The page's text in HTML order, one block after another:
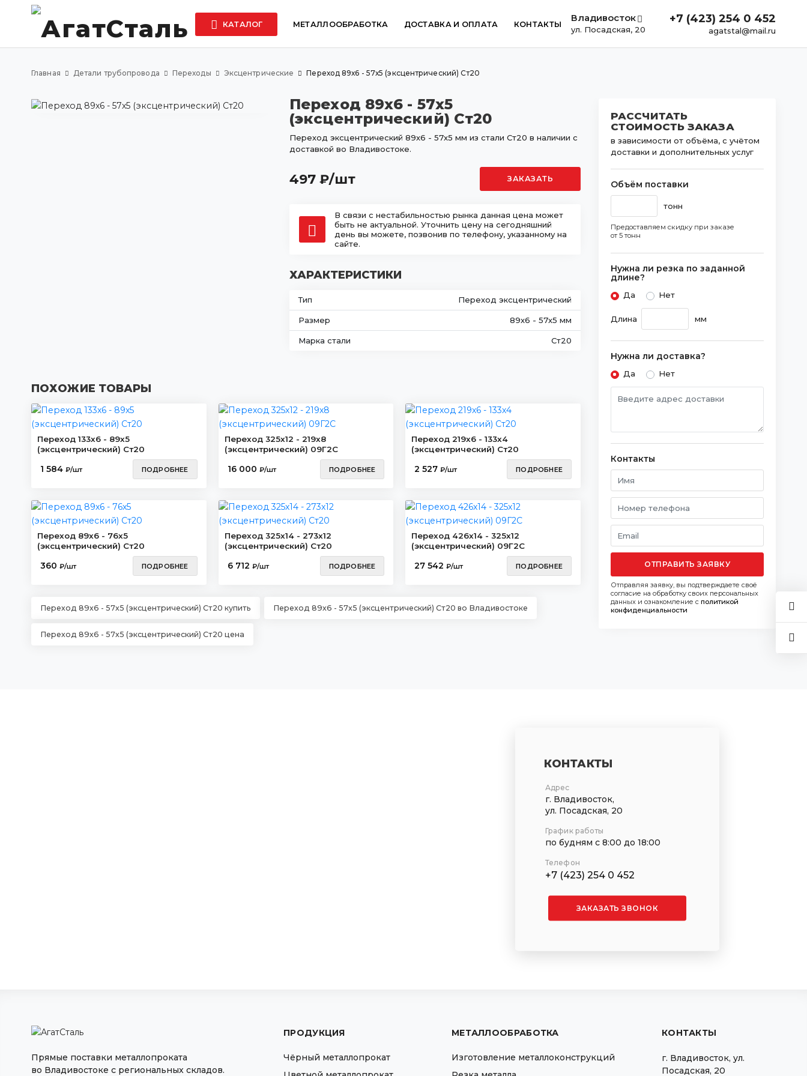
+7 (423) 254 0 452
agatstal@mail.ru
Владивосток
ул. Посадская, 20
КАТАЛОГ МЕТАЛЛООБРАБОТКА ДОСТАВКА И ОПЛАТА КОНТАКТЫ
Главная Детали трубопровода Переходы Эксцентрические Переход 89х6 - 57х5 (эксцентрический) Ст20
Переход 89х6 - 57х5
(эксцентрический) Ст20
Переход эксцентрический 89х6 - 57х5 мм из стали Ст20 в наличии с
доставкой во Владивостоке.
497 ₽/шт ЗАКАЗАТЬ
В связи с нестабильностью рынка данная цена может
быть не актуальной. Уточнить цену на сегодняшний
день вы можете, позвонив по телефону, указанному на
сайте.
ХАРАКТЕРИСТИКИ
Тип Переход эксцентрический
Размер 89х6 - 57х5 мм
Марка стали Ст20
ПОХОЖИЕ ТОВАРЫ
Переход 133х6 - 89х5
(эксцентрический) Ст20
1 584 ₽/шт ПОДРОБНЕЕ
Переход 325х12 - 219х8
(эксцентрический) 09Г2С
16 000 ₽/шт ПОДРОБНЕЕ
Переход 219х6 - 133х4
(эксцентрический) Ст20
2 527₽/шт ПОДРОБНЕЕ
Переход 89х6 - 76х5
(эксцентрический) Ст20
360 ₽/шт ПОДРОБНЕЕ
Переход 325х14 - 273х12
(эксцентрический) Ст20
6 712 ₽/шт ПОДРОБНЕЕ
Переход 426х14 - 325х12
(эксцентрический) 09Г2С
27 542₽/шт ПОДРОБНЕЕ
Переход 89х6 - 57х5 (эксцентрический) Ст20 купить Переход 89х6 - 57х5 (эксцентрический) Ст20 во Владивостоке
Переход 89х6 - 57х5 (эксцентрический) Ст20 цена
РАССЧИТАТЬ
СТОИМОСТЬ ЗАКАЗА
в зависимости от объёма, с учётом
доставки и дополнительных услуг
Объём поставки
тонн
Предоставляем скидку при заказе
от 5 тонн
Нужна ли резка по заданной
длине?
Да Нет
Длина мм
Нужна ли доставка?
Да Нет
Контакты
ОТПРАВИТЬ ЗАЯВКУ
Отправляя заявку, вы подтверждаете своё
согласие на обработку своих персональных
данных и ознакомление с политикой
конфиденциальности
КОНТАКТЫ
Адрес
г. Владивосток,
ул. Посадская, 20
График работы
по будням с 8:00 до 18:00
Телефон
+7 (423) 254 0 452
ЗАКАЗАТЬ ЗВОНОК
Прямые поставки металлопроката
во Владивостоке с региональных складов.
ПРОДУКЦИЯ
Чёрный металлопрокат
МЕТАЛЛООБРАБОТКА
Изготовление металлоконструкций
КОНТАКТЫ
г. Владивосток, ул.
Посадская, 20